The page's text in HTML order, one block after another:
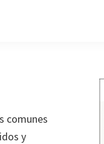
comunes
y